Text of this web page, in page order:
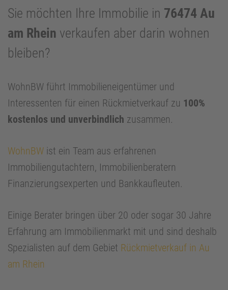
Sie möchten Ihre Immobilie in 76474 Au
am Rhein verkaufen aber darin wohnen
bleiben?
WohnBW führt Immobilieneigentümer und
Interessenten für einen Rückmietverkauf zu 100%
kostenlos und unverbindlich zusammen.
WohnBW ist ein Team aus erfahrenen
Immobiliengutachtern, Immobilienberatern
Finanzierungsexperten und Bankkaufleuten.
Einige Berater bringen über 20 oder sogar 30 Jahre
Erfahrung am Immobilienmarkt mit und sind deshalb
Spezialisten auf dem Gebiet Rückmietverkauf in Au
am Rhein